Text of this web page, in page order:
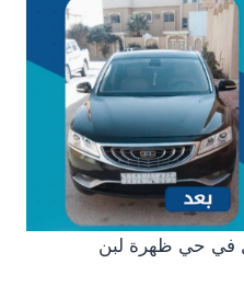
في حي ظهرة لبن